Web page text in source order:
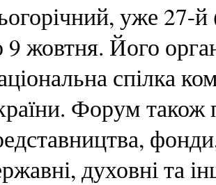
уже 27-й
9 жовтня. Його
спілка
Форум також
духовні та